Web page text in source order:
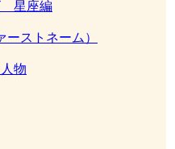
星座編
ーストネーム）
物